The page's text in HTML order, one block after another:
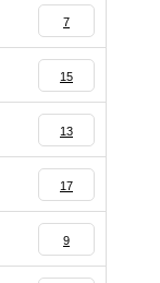
7
15
13
17
9